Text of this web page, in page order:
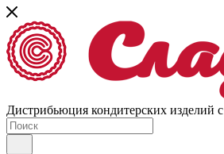
Дистрибьюция кондитерских изделий с